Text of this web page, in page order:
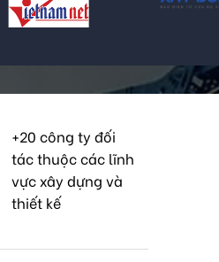
+20 công ty đối
tác thuộc các lĩnh
vực xây dựng và
thiết kế